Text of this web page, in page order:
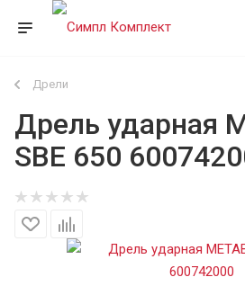
Дрели
Дрель ударная
SBE 650